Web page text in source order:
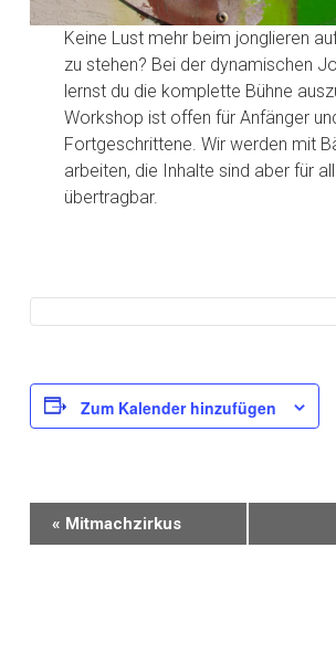
Keine Lust mehr beim jonglieren
zu stehen? Bei der dynamischen
lernst du die komplette Bühne
Workshop ist offen für Anfänger
Fortgeschrittene. Wir werden mit
arbeiten, die Inhalte sind aber für
übertragbar.
Zum Kalender hinzufügen
e
« Mitmachzirkus